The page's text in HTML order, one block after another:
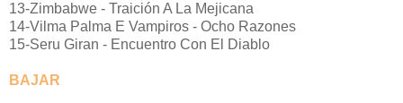
13-Zimbabwe - Traición A La Mejicana
14-Vilma Palma E Vampiros - Ocho Razones
15-Seru Giran - Encuentro Con El Diablo
BAJAR